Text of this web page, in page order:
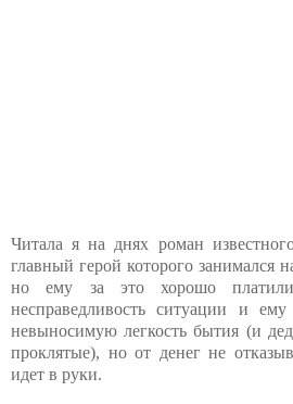
Читала я на днях роман
главный герой которого занимался
но ему за это хорошо
несправедливость ситуации и
невыносимую легкость бытия (и
проклятые), но от денег не
идет в руки.